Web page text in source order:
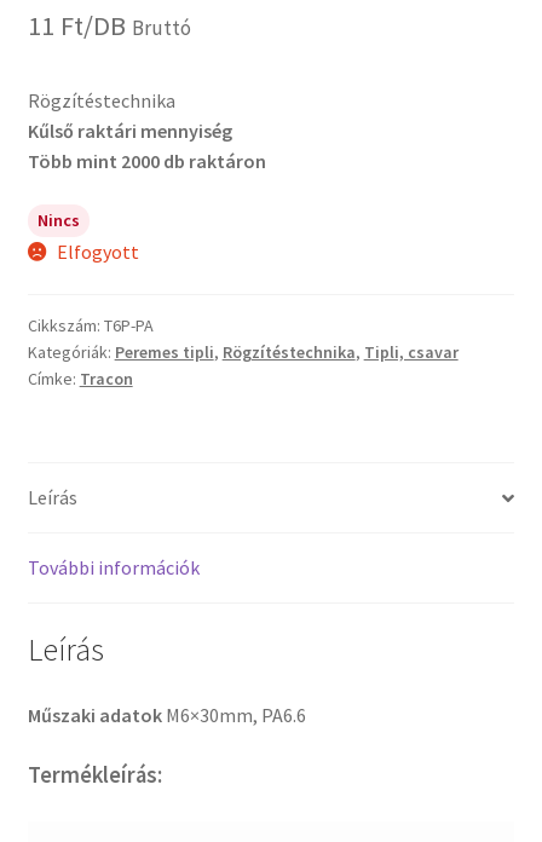
11 Ft/DB Bruttó
Rögzítéstechnika
Kűlső raktári mennyiség
Több mint 2000 db raktáron
Nincs
Elfogyott
Cikkszám: T6P-PA
Kategóriák: Peremes tipli, Rögzítéstechnika, Tipli, csavar
Címke: Tracon
Leírás
További információk
Leírás
Műszaki adatok M6×30mm, PA6.6
Termékleírás: